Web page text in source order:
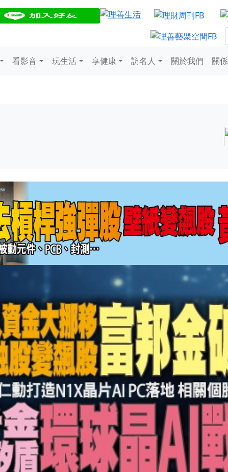
看影音 玩生活 享健康 訪名人 關於我們 關